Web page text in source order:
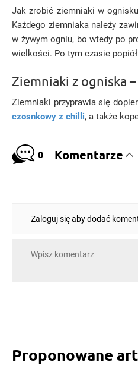
Jak zrobić ziemniaki w
Każdego ziemniaka należy
w żywym ogniu, bo wtedy po
wielkości. Po tym czasie
Ziemniaki z ogniska
Ziemniaki przyprawia się
czosnkowy z chilli, a także
0 Komentarze
Zaloguj się aby dodać
Proponowane